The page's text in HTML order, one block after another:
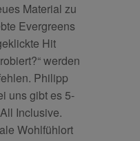
Material zu
Evergreens
Hit
werden
Philipp
uns gibt es 5-
Inclusive.
Wohlfühlort